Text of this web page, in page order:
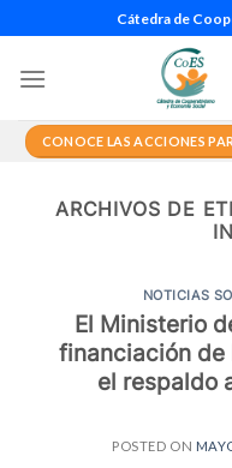
al
contenido
Cátedra de
CONOCE LAS ACCIONES
ARCHIVOS DE
NOTICIAS
El Ministerio
financiación de
el respaldo
POSTED ON